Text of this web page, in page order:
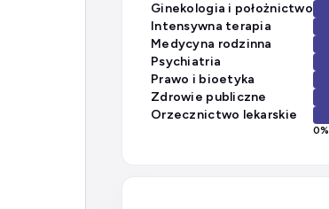
Ginekologia i położnictwo
Intensywna terapia
Medycyna rodzinna
Psychiatria
Prawo i bioetyka
Zdrowie publiczne
Orzecznictwo lekarskie
0%